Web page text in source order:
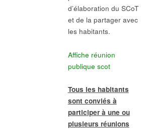
d’élaboration du SCoT
et de la partager avec
les habitants.
Affiche réunion
publique scot
Tous les habitants
sont conviés à
participer à une ou
plusieurs réunions